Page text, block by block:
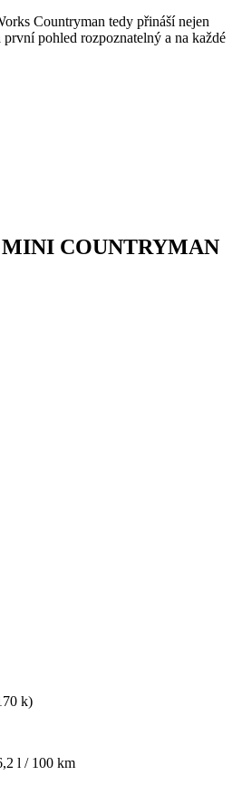
Countryman tedy přináší nejen
pohled rozpoznatelný a na každé
COUNTRYMAN
k)
l / 100 km